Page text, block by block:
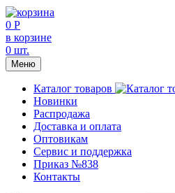
0 Р
в корзине
0 шт.
Меню
Каталог товаров
Новинки
Распродажа
Доставка и оплата
Оптовикам
Сервис и поддержка
Приказ №838
Контакты